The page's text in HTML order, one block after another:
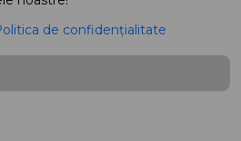
de confidențialitate